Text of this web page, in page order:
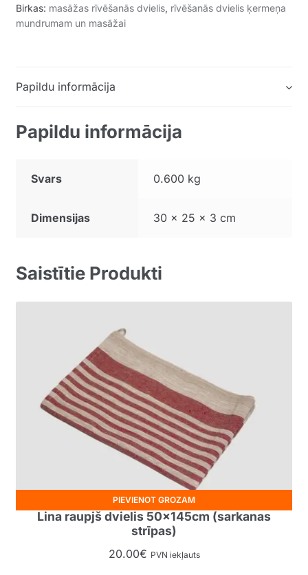
Birkas: masāžas rīvēšanās dvielis, rīvēšanās dvielis ķermeņa
mundrumam un masāžai
Papildu informācija
Papildu informācija
Svars 0.600 kg
Dimensijas 30 × 25 × 3 cm
Saistītie Produkti
Lina raupjš dvielis 50x145cm (sarkanas
strīpas)
20.00€ PVN iekļauts
PIEVIENOT GROZAM